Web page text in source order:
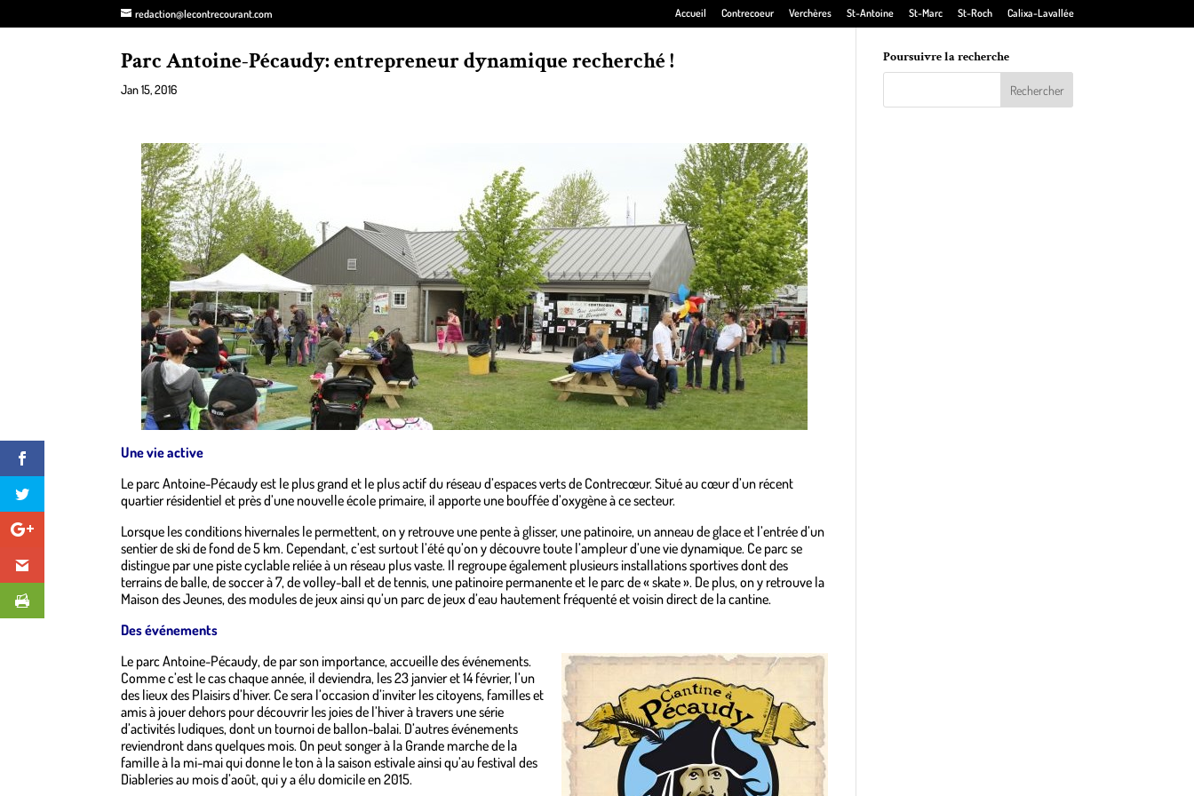
redaction@lecontrecourant.com Accueil Contrecoeur Verchères St-Antoine St-Marc St-Roch Calixa-Lavallée
Parc Antoine-Pécaudy: entrepreneur dynamique recherché !
Jan 15, 2016
Une vie active
Le parc Antoine-Pécaudy est le plus grand et le plus actif du réseau d’espaces verts de Contrecœur. Situé au cœur d’un récent
quartier résidentiel et près d’une nouvelle école primaire, il apporte une bouffée d’oxygène à ce secteur.
Lorsque les conditions hivernales le permettent, on y retrouve une pente à glisser, une patinoire, un anneau de glace et l’entrée d’un
sentier de ski de fond de 5 km. Cependant, c’est surtout l’été qu’on y découvre toute l’ampleur d’une vie dynamique. Ce parc se
distingue par une piste cyclable reliée à un réseau plus vaste. Il regroupe également plusieurs installations sportives dont des
terrains de balle, de soccer à 7, de volley-ball et de tennis, une patinoire permanente et le parc de « skate ». De plus, on y retrouve la
Maison des Jeunes, des modules de jeux ainsi qu’un parc de jeux d’eau hautement fréquenté et voisin direct de la cantine.
Des événements
Le parc Antoine-Pécaudy, de par son importance, accueille des événements.
Comme c’est le cas chaque année, il deviendra, les 23 janvier et 14 février, l’un
des lieux des Plaisirs d’hiver. Ce sera l’occasion d’inviter les citoyens, familles et
amis à jouer dehors pour découvrir les joies de l’hiver à travers une série
d’activités ludiques, dont un tournoi de ballon-balai. D’autres événements
reviendront dans quelques mois. On peut songer à la Grande marche de la
famille à la mi-mai qui donne le ton à la saison estivale ainsi qu’au festival des
Diableries au mois d’août, qui y a élu domicile en 2015.
Poursuivre la recherche